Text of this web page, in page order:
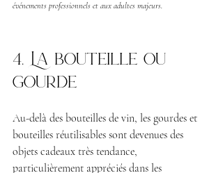
événements professionnels et aux adultes majeurs.
4. La bouteille ou
gourde
Au-delà des bouteilles de vin, les gourdes et
bouteilles réutilisables sont devenues des
objets cadeaux très tendance,
particulièrement appréciés dans les